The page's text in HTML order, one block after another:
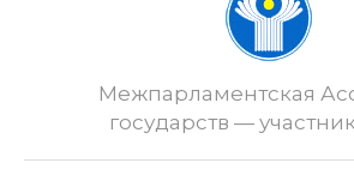
Межпарламентская
государств —